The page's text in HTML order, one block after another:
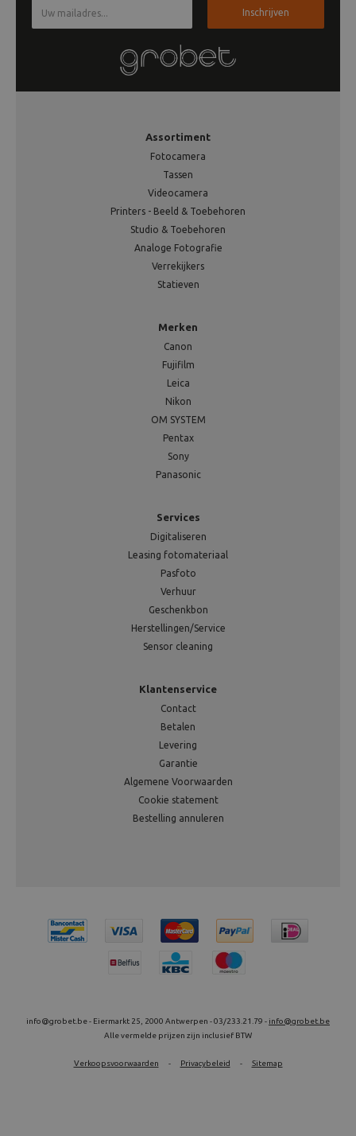
Inschrijven
Assortiment
Fotocamera
Tassen
Videocamera
Printers - Beeld & Toebehoren
Studio & Toebehoren
Analoge Fotografie
Verrekijkers
Statieven
Merken
Canon
Fujifilm
Leica
Nikon
OM SYSTEM
Pentax
Sony
Panasonic
Services
Digitaliseren
Leasing fotomateriaal
Pasfoto
Verhuur
Geschenkbon
Herstellingen/Service
Sensor cleaning
Klantenservice
Contact
Betalen
Levering
Garantie
Algemene Voorwaarden
Cookie statement
Bestelling annuleren
info@grobet.be - Eiermarkt 25, 2000 Antwerpen - 03/233.21.79 - info@grobet.be
Alle vermelde prijzen zijn inclusief BTW
Verkoopsvoorwaarden - Privacybeleid - Sitemap